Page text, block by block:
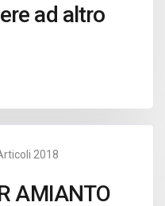
ad altro
2018
AMIANTO